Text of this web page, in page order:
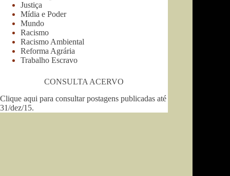
Justiça
Mídia e Poder
Mundo
Racismo
Racismo Ambiental
Reforma Agrária
Trabalho Escravo
CONSULTA ACERVO
Clique aqui para consultar postagens publicadas até
31/dez/15.